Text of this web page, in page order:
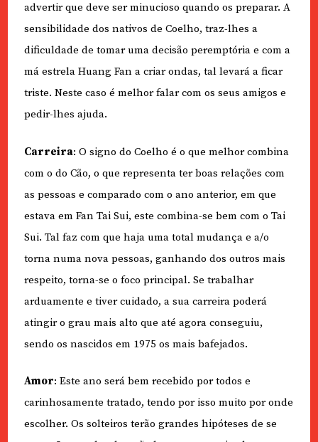
advertir que deve ser minucioso quando os preparar. A
sensibilidade dos nativos de Coelho, traz-lhes a
dificuldade de tomar uma decisão peremptória e com a
má estrela Huang Fan a criar ondas, tal levará a ficar
triste. Neste caso é melhor falar com os seus amigos e
pedir-lhes ajuda.
Carreira: O signo do Coelho é o que melhor combina
com o do Cão, o que representa ter boas relações com
as pessoas e comparado com o ano anterior, em que
estava em Fan Tai Sui, este combina-se bem com o Tai
Sui. Tal faz com que haja uma total mudança e a/o
torna numa nova pessoas, ganhando dos outros mais
respeito, torna-se o foco principal. Se trabalhar
arduamente e tiver cuidado, a sua carreira poderá
atingir o grau mais alto que até agora conseguiu,
sendo os nascidos em 1975 os mais bafejados.
Amor: Este ano será bem recebido por todos e
carinhosamente tratado, tendo por isso muito por onde
escolher. Os solteiros terão grandes hipóteses de se